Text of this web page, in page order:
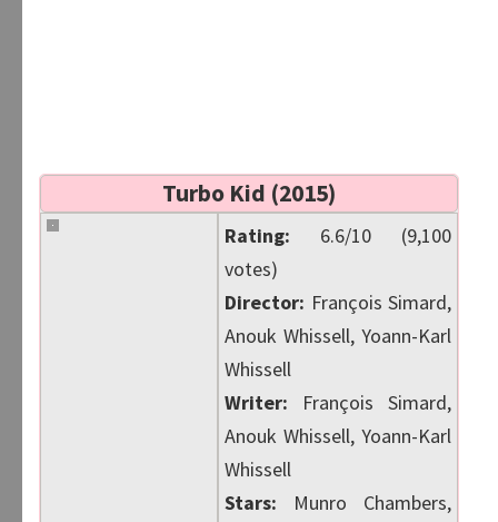
Turbo Kid (2015)
Rating: 6.6/10 (9,100
votes)
Director: François Simard,
Anouk Whissell, Yoann-Karl
Whissell
Writer: François Simard,
Anouk Whissell, Yoann-Karl
Whissell
Stars: Munro Chambers,